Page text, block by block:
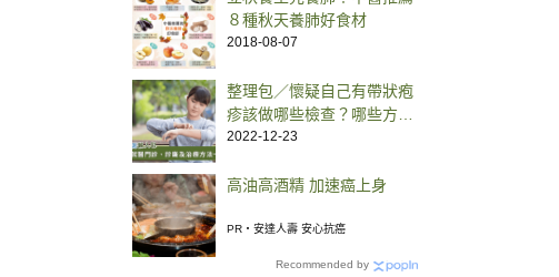
８種秋天養肺好食材
2018-08-07
整理包／懷疑自己有帶狀疱
疹該做哪些檢查？哪些方法
可以治療帶狀疱疹？
2022-12-23
高油高酒精 加速癌上身
PR・安達人壽 安心抗癌
Recommended by